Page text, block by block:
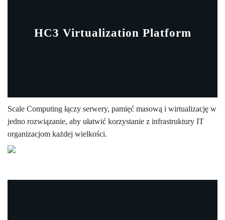
HC3 Virtualization Platform
Scale Computing łączy serwery, pamięć masową i wirtualizację w
jedno rozwiązanie, aby ułatwić korzystanie z infrastruktury IT
organizacjom każdej wielkości.